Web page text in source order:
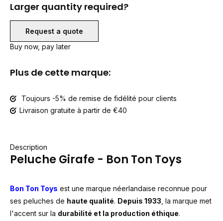
Larger quantity required?
Request a quote
Buy now, pay later
Plus de cette marque:
Toujours -5% de remise de fidélité pour clients
Livraison gratuite à partir de €40
Description
Peluche Girafe - Bon Ton Toys
Bon Ton Toys est une marque néerlandaise reconnue pour
ses peluches de haute qualité. Depuis 1933 , la marque met
l'accent sur la durabilité et la production éthique.